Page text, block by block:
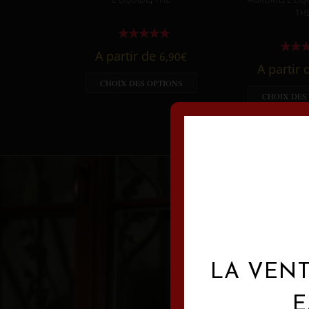
A partir de 6,90€
CHOIX DES OPTIONS
A partir
CHOIX DES
LA